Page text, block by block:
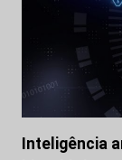
Inteligência